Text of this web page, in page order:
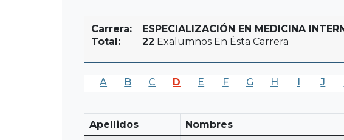
Carrera:
ESPECIALIZACIÓN EN MEDICINA
Total:
22 Exalumnos En Ésta Carrera
A B C D E F G H I J
Apellidos Nombres